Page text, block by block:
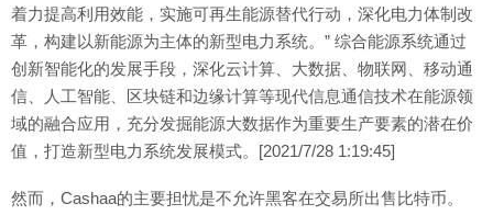
着力提高利用效能，实施可再生能源替代行动，深化电力体制改
革，构建以新能源为主体的新型电力系统。” 综合能源系统通过
创新智能化的发展手段，深化云计算、大数据、物联网、移动通
信、人工智能、区块链和边缘计算等现代信息通信技术在能源领
域的融合应用，充分发掘能源大数据作为重要生产要素的潜在价
值，打造新型电力系统发展模式。[2021/7/28 1:19:45]
然而，Cashaa的主要担忧是不允许黑客在交易所出售比特币。